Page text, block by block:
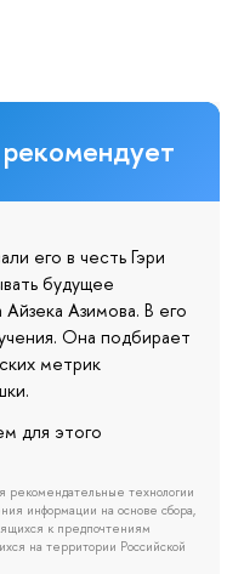
его в честь Гэри
будущее
Азимова. В его
Она подбирает
метрик
для этого
технологии
информации на основе сбора,
к предпочтениям
на территории Российской